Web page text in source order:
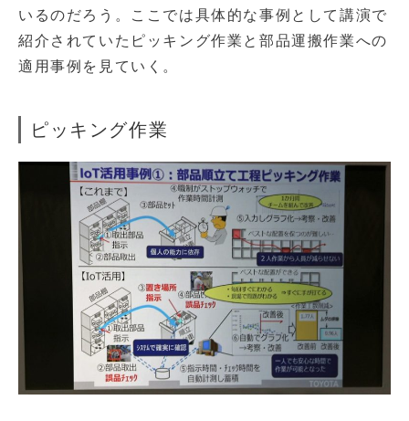
いるのだろう。ここでは具体的な事例として講演で
紹介されていたピッキング作業と部品運搬作業への
適用事例を見ていく。
ピッキング作業